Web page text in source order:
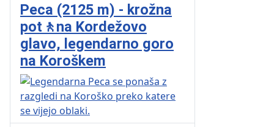
Peca (2125 m) - krožna
pot🚶na Kordežovo
glavo, legendarno goro
na Koroškem